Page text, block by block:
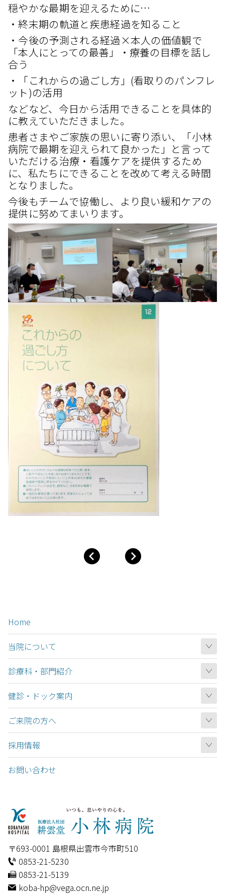
穏やかな最期を迎えるために…
・終末期の軌道と疾患経過を知ること
・今後の予測される経過×本人の価値観で
「本人にとっての最善」・療養の目標を話し
合う
・「これからの過ごし方」(看取りのパンフレ
ット)の活用
などなど、今日から活用できることを具体的
に教えていただきました。
患者さまやご家族の思いに寄り添い、「小林
病院で最期を迎えられて良かった」と言って
いただける治療・看護ケアを提供するため
に、私たちにできることを改めて考える時間
となりました。
今後もチームで協働し、より良い緩和ケアの
提供に努めてまいります。
Home
当院について
診療科・部門紹介
健診・ドック案内
ご来院の方へ
採用情報
お問い合わせ
〒693-0001 島根県出雲市今市町510
0853-21-5230
0853-21-5139
koba-hp@vega.ocn.ne.jp